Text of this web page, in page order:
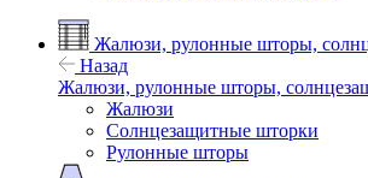
Жалюзи, рулонные шторы,
Назад
Жалюзи, рулонные шторы,
Жалюзи
Солнцезащитные шторки
Рулонные шторы